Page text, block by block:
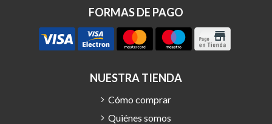
FORMAS DE PAGO
NUESTRA TIENDA
Cómo comprar
Quiénes somos